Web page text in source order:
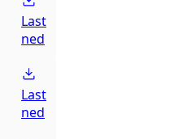
Last
ned
Last
ned